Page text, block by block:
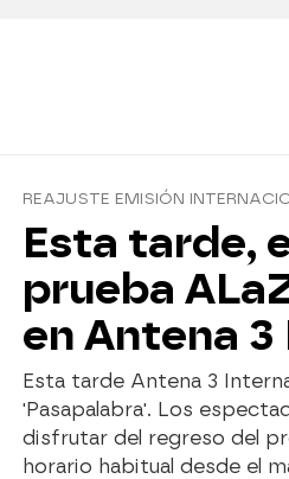
REAJUSTE EMISIÓN
Esta tarde,
prueba
en Antena
Esta tarde Antena 3
'Pasapalabra'. Los
disfrutar del regreso del
horario habitual desde el